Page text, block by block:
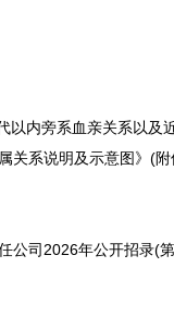
内旁系血亲关系以及
关系说明及示意图》(附
司2026年公开招录(第